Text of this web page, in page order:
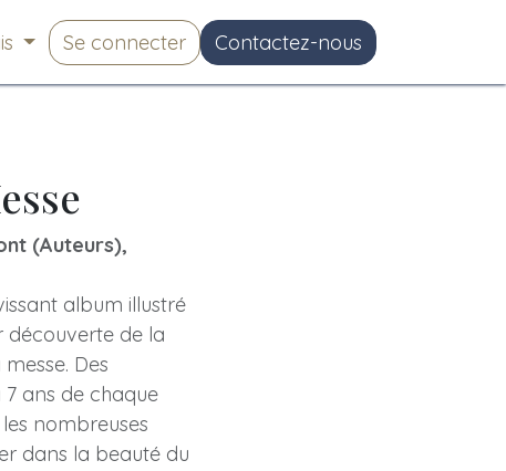
Se connecter Contactez-nous
(Auteurs),
album illustré
découverte de la
Des
ans de chaque
nombreuses
dans la beauté du